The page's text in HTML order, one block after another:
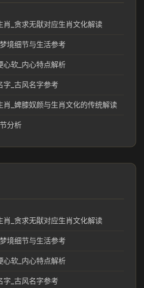
肖_贪求无猒对应生肖文化解读
境细节与生活参考
心软_内心特点解析
字_古风名字参考
肖_婢膝奴颜与生肖文化的传统解读
分析
肖_贪求无猒对应生肖文化解读
境细节与生活参考
心软_内心特点解析
字_古风名字参考